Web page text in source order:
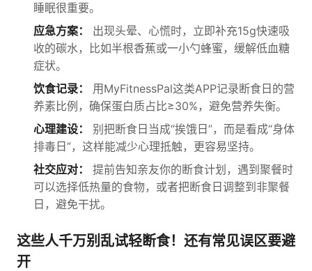
睡眠很重要。
应急方案：
出现头晕、心慌时，立即补充15g快速吸
收的碳水，比如半根香蕉或一小勺蜂蜜，缓解低血糖
症状。
饮食记录：
用MyFitnessPal这类APP记录断食日的营
养素比例，确保蛋白质占比≥30%，避免营养失衡。
心理建设：
别把断食日当成“挨饿日”，而是看成“身体
排毒日”，这样能减少心理抵触，更容易坚持。
社交应对：
提前告知亲友你的断食计划，遇到聚餐时
可以选择低热量的食物，或者把断食日调整到非聚餐
日，避免干扰。
这些人千万别乱试轻断食！还有常见误区要避
开